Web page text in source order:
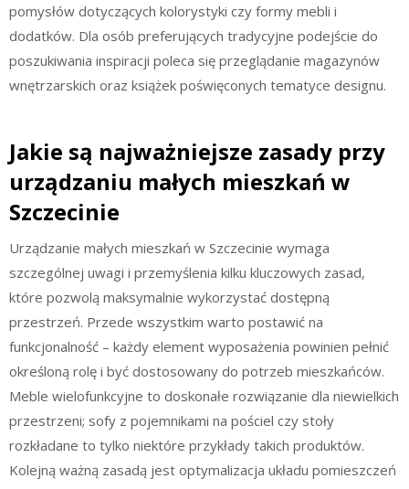
pomysłów dotyczących kolorystyki czy formy mebli i
dodatków. Dla osób preferujących tradycyjne podejście do
poszukiwania inspiracji poleca się przeglądanie magazynów
wnętrzarskich oraz książek poświęconych tematyce designu.
Jakie są najważniejsze zasady przy
urządzaniu małych mieszkań w
Szczecinie
Urządzanie małych mieszkań w Szczecinie wymaga
szczególnej uwagi i przemyślenia kilku kluczowych zasad,
które pozwolą maksymalnie wykorzystać dostępną
przestrzeń. Przede wszystkim warto postawić na
funkcjonalność – każdy element wyposażenia powinien pełnić
określoną rolę i być dostosowany do potrzeb mieszkańców.
Meble wielofunkcyjne to doskonałe rozwiązanie dla niewielkich
przestrzeni; sofy z pojemnikami na pościel czy stoły
rozkładane to tylko niektóre przykłady takich produktów.
Kolejną ważną zasadą jest optymalizacja układu pomieszczeń